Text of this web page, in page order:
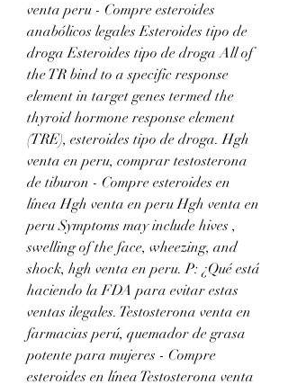
venta peru - Compre esteroides
anabólicos legales Esteroides tipo de
droga Esteroides tipo de droga All of
the TR bind to a specific response
element in target genes termed the
thyroid hormone response element
(TRE), esteroides tipo de droga. Hgh
venta en peru, comprar testosterona
de tiburon - Compre esteroides en
línea Hgh venta en peru Hgh venta en
peru Symptoms may include hives ,
swelling of the face, wheezing, and
shock, hgh venta en peru. P: ¿Qué está
haciendo la FDA para evitar estas
ventas ilegales. Testosterona venta en
farmacias perú, quemador de grasa
potente para mujeres - Compre
esteroides en línea Testosterona venta